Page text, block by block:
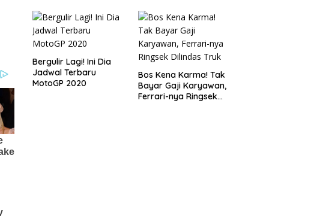
Bergulir Lagi! Ini Dia
Jadwal Terbaru
MotoGP 2020
Bos Kena Karma! Tak
Bayar Gaji Karyawan,
Ferrari-nya Ringsek